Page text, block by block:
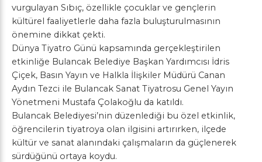
vurgulayan Sıbıç, özellikle çocuklar ve gençlerin
kültürel faaliyetlerle daha fazla buluşturulmasının
önemine dikkat çekti.
Dünya Tiyatro Günü kapsamında gerçekleştirilen
etkinliğe Bulancak Belediye Başkan Yardımcısı İdris
Çiçek, Basın Yayın ve Halkla İlişkiler Müdürü Canan
Aydın Tezci ile Bulancak Sanat Tiyatrosu Genel Yayın
Yönetmeni Mustafa Çolakoğlu da katıldı.
Bulancak Belediyesi’nin düzenlediği bu özel etkinlik,
öğrencilerin tiyatroya olan ilgisini artırırken, ilçede
kültür ve sanat alanındaki çalışmaların da güçlenerek
sürdüğünü ortaya koydu.